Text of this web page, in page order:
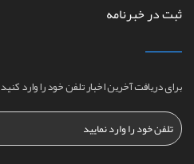
ثبت در خبرنامه
برای دریافت آخرین اخبار تلفن خود را وارد کنید